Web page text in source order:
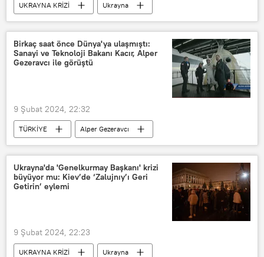
UKRAYNA KRİZİ
Ukrayna
Ukrayna ordusu
ABD
Silah
Mühimmat
Kiev
The New York Times (NYT)
Birkaç saat önce Dünya'ya ulaşmıştı:
Sanayi ve Teknoloji Bakanı Kacır, Alper
Gezeravcı ile görüştü
9 Şubat 2024, 22:32
TÜRKİYE
Alper Gezeravcı
Uzay
Türkiye
Space X
Mehmet Fatih Kacır
bakan
Ukrayna'da 'Genelkurmay Başkanı' krizi
büyüyor mu: Kiev’de ‘Zalujnıy’ı Geri
Getirin’ eylemi
9 Şubat 2024, 22:23
UKRAYNA KRİZİ
Ukrayna